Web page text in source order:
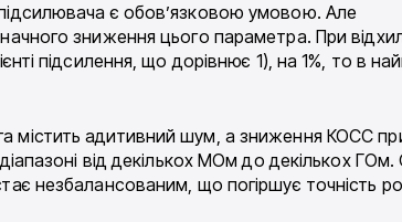
є обов’язковою умовою. Але
зниження цього параметра. При
підсилення, що дорівнює 1), на 1%, то в
містить адитивний шум, а зниження КОСС
від декількох МОм до декількох
незбалансованим, що погіршує точність